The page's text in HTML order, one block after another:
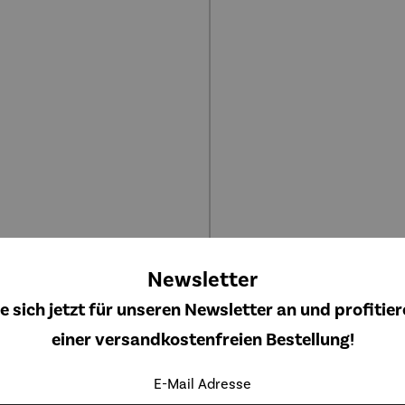
Lounge Sessel Loconia
€ UVP Regulärer Preis:
269,00 €
Design Lounge Sofa
Verkaufspreis:
249,00 €
Newsletter
sich jetzt für unseren Newsletter an und
einer versandkostenfreien Bestellung!
E-Mail Adresse